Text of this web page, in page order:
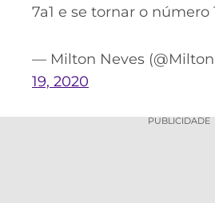
7a1 e se tornar o número
— Milton Neves
19, 2020
PUBLICIDADE